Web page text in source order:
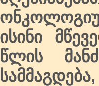
ისინი
წლის